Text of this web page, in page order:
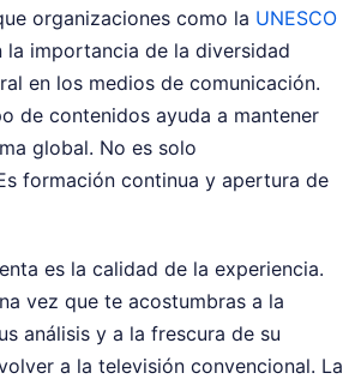
organizaciones como la UNESCO
la importancia de la diversidad
en los medios de comunicación.
de contenidos ayuda a mantener
global. No es solo
formación continua y apertura de
es la calidad de la experiencia.
vez que te acostumbras a la
análisis y a la frescura de su
a la televisión convencional. La